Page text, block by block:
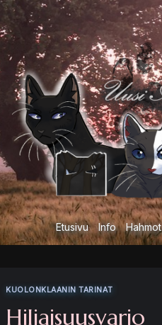
Siirry
sisältöön
Etusivu Info Hahmot
KUOLONKLAANIN TARINAT
Hiljaisuusvarjo